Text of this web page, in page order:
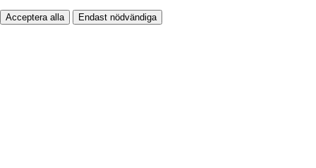
Acceptera alla Endast nödvändiga